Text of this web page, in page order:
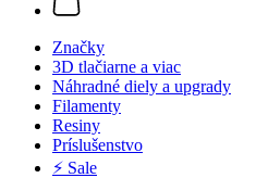
Značky
3D tlačiarne a viac
Náhradné diely a upgrady
Filamenty
Resiny
Príslušenstvo
⚡ Sale